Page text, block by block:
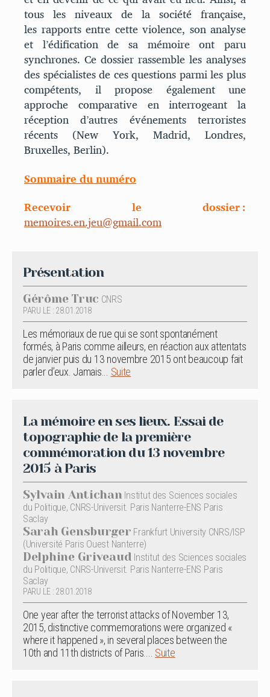
tous les niveaux de la société française,
les rapports entre cette violence, son analyse
et l’édification de sa mémoire ont paru
synchrones. Ce dossier rassemble les analyses
des spécialistes de ces questions parmi les plus
compétents, il propose également une
approche comparative en interrogeant la
réception d’autres événements terroristes
récents (New York, Madrid, Londres,
Bruxelles, Berlin).
Sommaire du numéro
Recevoir le dossier :
memoires.en.jeu@gmail.com
Présentation
Gérôme Truc CNRS
PARU LE : 28.01.2018
Les mémoriaux de rue qui se sont spontanément
formés, à Paris comme ailleurs, en réaction aux attentats
de janvier puis du 13 novembre 2015 ont beaucoup fait
parler d’eux. Jamais... Suite
La mémoire en ses lieux. Essai de
topographie de la première
commémoration du 13 novembre
2015 à Paris
Sylvain Antichan Institut des Sciences sociales
du Politique, CNRS-Universit. Paris Nanterre-ENS Paris
Saclay
Sarah Gensburger Frankfurt University CNRS/ISP
(Université Paris Ouest Nanterre)
Delphine Griveaud Institut des Sciences sociales
du Politique, CNRS-Universit. Paris Nanterre-ENS Paris
Saclay
PARU LE : 28.01.2018
One year after the terrorist attacks of November 13,
2015, distinctive commemorations were organized «
where it happened », in several places between the
10th and 11th districts of Paris.... Suite